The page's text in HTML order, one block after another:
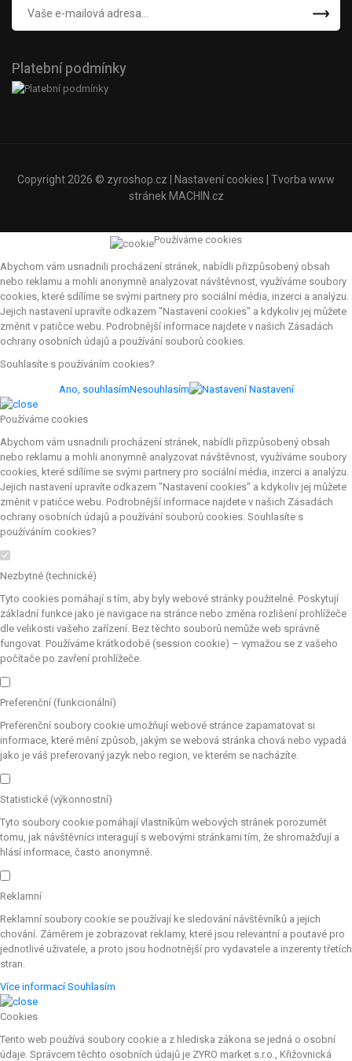
Platební podmínky
Copyright 2026 © zyroshop.cz Nastavení cookies | Tvorba www
stránek MACHIN.cz
Používáme cookies
Abychom vám usnadnili procházení stránek, nabídli přizpůsobený obsah
nebo reklamu a mohli anonymně analyzovat návštěvnost, využíváme soubory
cookies, které sdílíme se svými partnery pro sociální média, inzerci a analýzu.
Jejich nastavení upravíte odkazem "Nastavení cookies" a kdykoliv jej můžete
změnit v patičce webu. Podrobnější informace najdete v našich Zásadách
ochrany osobních údajů a používání souborů cookies.
Souhlasíte s používáním cookies?
Ano, souhlasímNesouhlasím Nastavení
Používáme cookies
Abychom vám usnadnili procházení stránek, nabídli přizpůsobený obsah
nebo reklamu a mohli anonymně analyzovat návštěvnost, využíváme soubory
cookies, které sdílíme se svými partnery pro sociální média, inzerci a analýzu.
Jejich nastavení upravíte odkazem "Nastavení cookies" a kdykoliv jej můžete
změnit v patičce webu. Podrobnější informace najdete v našich Zásadách
ochrany osobních údajů a používání souborů cookies. Souhlasíte s
používáním cookies?
Nezbytné (technické)
Tyto cookies pomáhají s tím, aby byly webové stránky použitelné. Poskytují
základní funkce jako je navigace na stránce nebo změna rozlišení prohlížeče
dle velikosti vašeho zařízení. Bez těchto souborů nemůže web správně
fungovat. Používáme krátkodobé (session cookie) – vymažou se z vašeho
počítače po zavření prohlížeče.
Preferenční (funkcionální)
Preferenční soubory cookie umožňují webové stránce zapamatovat si
informace, které mění způsob, jakým se webová stránka chová nebo vypadá
jako je váš preferovaný jazyk nebo region, ve kterém se nacházíte.
Statistické (výkonnostní)
Tyto soubory cookie pomáhají vlastníkům webových stránek porozumět
tomu, jak návštěvníci interagují s webovými stránkami tím, že shromažďují a
hlásí informace, často anonymně.
Reklamní
Reklamní soubory cookie se používají ke sledování návštěvníků a jejich
chování. Záměrem je zobrazovat reklamy, které jsou relevantní a poutavé pro
jednotlivé uživatele, a proto jsou hodnotnější pro vydavatele a inzerenty třetích
stran.
Více informací Souhlasím
Cookies
Tento web používá soubory cookie a z hlediska zákona se jedná o osobní
údaje. Správcem těchto osobních údajů je ZYRO market s.r.o., Křižovnická